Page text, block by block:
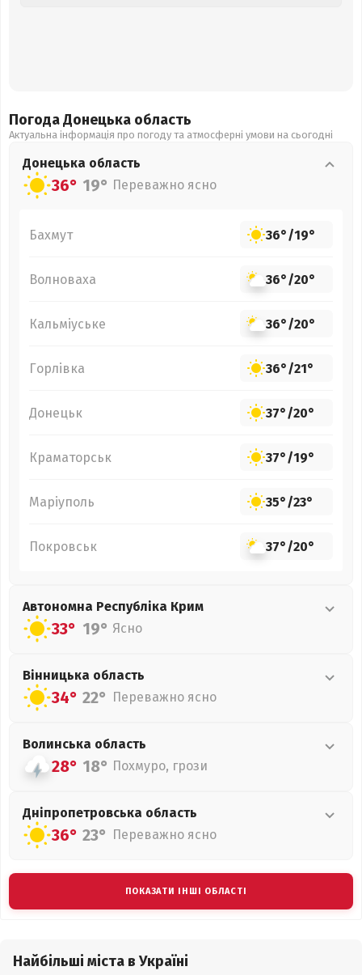
Погода Донецька область
Актуальна інформація про погоду та атмосферні умови на сьогодні
Донецька область
36° 19° Переважно ясно
Бахмут 36°/19°
Волноваха 36°/20°
Кальміуське 36°/20°
Горлівка 36°/21°
Донецьк 37°/20°
Краматорськ 37°/19°
Маріуполь 35°/23°
Покровськ 37°/20°
Автономна Республіка Крим
33° 19° Ясно
Вінницька область
34° 22° Переважно ясно
Волинська область
28° 18° Похмуро, грози
Дніпропетровська область
36° 23° Переважно ясно
ПОКАЗАТИ ІНШІ ОБЛАСТІ
Найбільші міста в Україні